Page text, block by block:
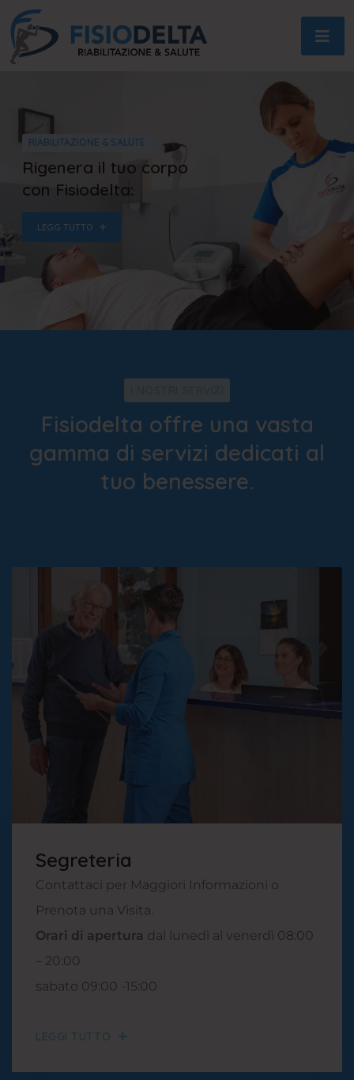
Fisiodelta offre una vasta
gamma di servizi dedicati al
tuo benessere.
Segreteria
Contattaci per Maggiori Informazioni o
Prenota una Visita.
Orari di apertura dal lunedì al venerdì 08:00
– 20:00
sabato 09:00 -15:00
LEGGI TUTTO